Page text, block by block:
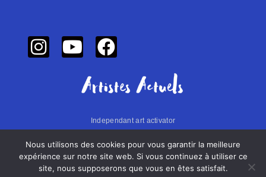
Independant art activator
Made with by Artistes Actuels​​
Nous utilisons des cookies pour vous garantir la meilleure
expérience sur notre site web. Si vous continuez à utiliser ce
site, nous supposerons que vous en êtes satisfait.